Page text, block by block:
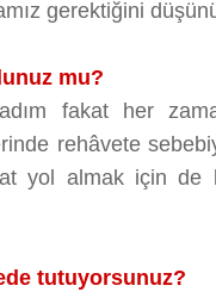
gerektiğini
mu?
fakat her
rehâvete
yol almak için de
tutuyorsunuz?